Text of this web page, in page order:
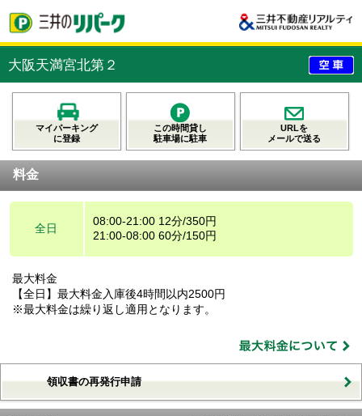
大阪天満宮北第２
マイパーキング
に登録
この時間貸し
駐車場に駐車
URLを
メールで送る
料金
全日
08:00-21:00 12分/350円
21:00-08:00 60分/150円
最大料金
【全日】最大料金入庫後4時間以内2500円
※最大料金は繰り返し適用となります。
領収書の再発行申請